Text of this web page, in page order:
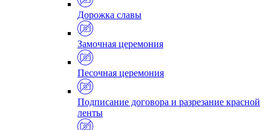
Дорожка славы
Замочная церемония
Песочная церемония
Подписание договора и разрезание красной
ленты